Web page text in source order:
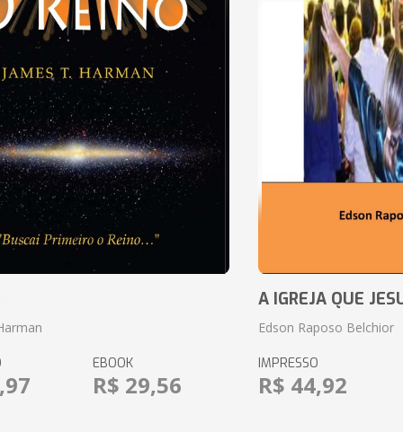
EBOOK
R$ 29,56
A IGREJA QUE
Edson Raposo Belchior
IMPRESSO
R$ 44,92